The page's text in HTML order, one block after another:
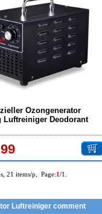
Ozongenerator
Luftreiniger Deodorant
21 items/p, Page:1/1.
Luftreiniger comment